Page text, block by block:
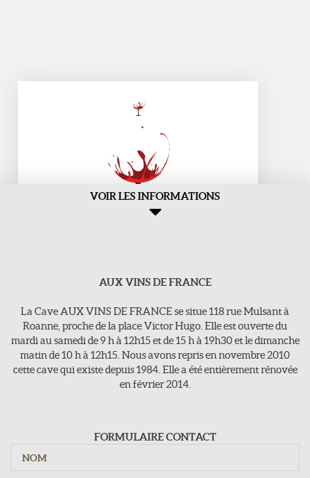
Aux Vins de france
>118, rue Mulsant - 42300 Roanne
E-Mail : vins-de-france@orange.fr
Tel : 04 77 71 16 63
VOIR LES INFORMATIONS
AUX VINS DE FRANCE
La Cave AUX VINS DE FRANCE se situe 118 rue Mulsant à
Roanne, proche de la place Victor Hugo. Elle est ouverte du
mardi au samedi de 9 h à 12h15 et de 15 h à 19h30 et le dimanche
matin de 10 h à 12h15. Nous avons repris en novembre 2010
cette cave qui existe depuis 1984. Elle a été entièrement rénovée
en février 2014.
FORMULAIRE CONTACT